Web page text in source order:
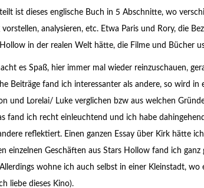
ist dieses englische Buch in 5 Abschnitte, wo
vorstellen, analysieren, etc. Etwa Paris und Rory, die
in der realen Welt hätte, die Filme und Bücher
es Spaß, hier immer mal wieder reinzuschauen,
Beiträge fand ich interessanter als andere, so wird in
und Lorelai/ Luke verglichen bzw aus welchen
fand ich recht einleuchtend und ich habe
reflektiert. Einen ganzen Essay über Kirk hätte
einzelnen Geschäften aus Stars Hollow fand ich
wohne ich auch selbst in einer Kleinstadt, wo
liebe dieses Kino).